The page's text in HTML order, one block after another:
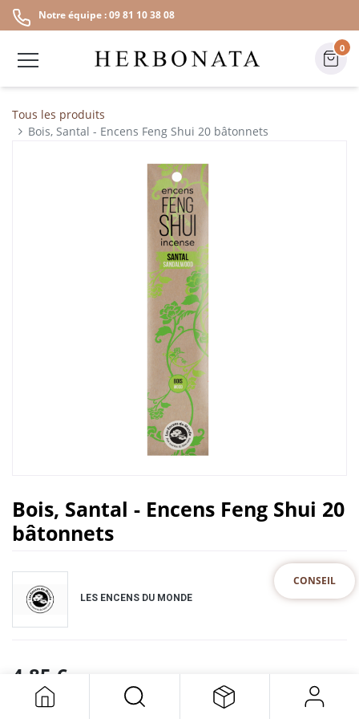
Notre équipe : 09 81 10 38 08
0
CONSEIL
Tous les produits
Bois, Santal - Encens Feng Shui 20 bâtonnets
Bois, Santal - Encens Feng Shui 20
bâtonnets
LES ENCENS DU MONDE
4,85 €